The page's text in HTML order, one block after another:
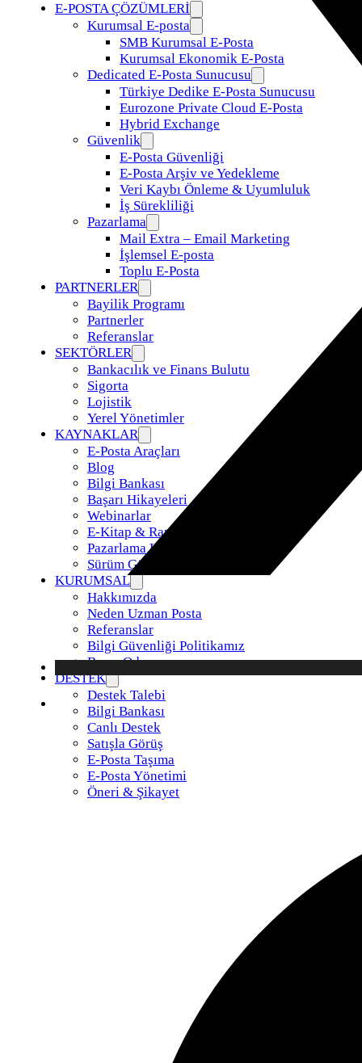
E-POSTA ÇÖZÜMLERİ
Kurumsal E-posta
SMB Kurumsal E-Posta
Kurumsal Ekonomik E-Posta
Dedicated E-Posta Sunucusu
Türkiye Dedike E-Posta Sunucusu
Eurozone Private Cloud E-Posta
Hybrid Exchange
Güvenlik
E-Posta Güvenliği
E-Posta Arşiv ve Yedekleme
Veri Kaybı Önleme & Uyumluluk
İş Sürekliliği
Pazarlama
Mail Extra – Email Marketing
İşlemsel E-posta
Toplu E-Posta
PARTNERLER
Bayilik Programı
Partnerler
Referanslar
SEKTÖRLER
Bankacılık ve Finans Bulutu
Sigorta
Lojistik
Yerel Yönetimler
KAYNAKLAR
E-Posta Araçları
Blog
Bilgi Bankası
Başarı Hikayeleri
Webinarlar
E-Kitap & Raporlar
Pazarlama Kiti
Sürüm Güncellemeleri
KURUMSAL
Hakkımızda
Neden Uzman Posta
Referanslar
Bilgi Güvenliği Politikamız
Basın Odası
DESTEK
Destek Talebi
Bilgi Bankası
Canlı Destek
Satışla Görüş
E-Posta Taşıma
E-Posta Yönetimi
Öneri & Şikayet